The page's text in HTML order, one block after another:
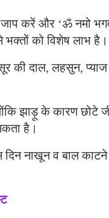
करें और ‘ॐ नमो
भक्तों को विशेष लाभ है।
की दाल, लहसुन,
झाड़ू के कारण छोटे
है।
दिन नाखून व बाल